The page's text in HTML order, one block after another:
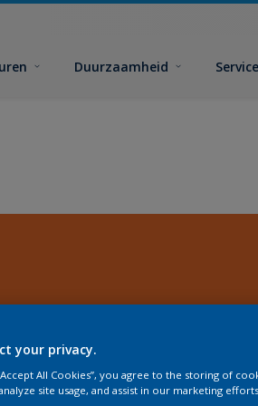
Duurzaamheid
your privacy.
All Cookies”, you agree to the storing of
site usage, and assist in our marketing